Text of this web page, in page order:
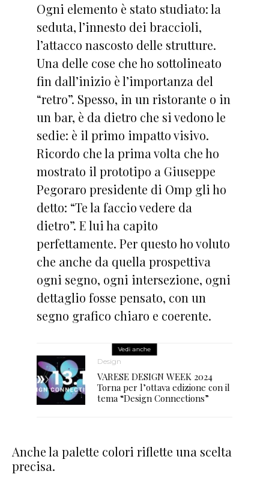
Ogni elemento è stato studiato: la
seduta, l’innesto dei braccioli,
l’attacco nascosto delle strutture.
Una delle cose che ho sottolineato
fin dall’inizio è l’importanza del
“retro”. Spesso, in un ristorante o in
un bar, è da dietro che si vedono le
sedie: è il primo impatto visivo.
Ricordo che la prima volta che ho
mostrato il prototipo a Giuseppe
Pegoraro presidente di Omp gli ho
detto: “Te la faccio vedere da
dietro”. E lui ha capito
perfettamente. Per questo ho voluto
che anche da quella prospettiva
ogni segno, ogni intersezione, ogni
dettaglio fosse pensato, con un
segno grafico chiaro e coerente.
Vedi anche
Design
VARESE DESIGN WEEK 2024
Torna per l’ottava edizione con il
tema “Design Connections”
Anche la palette colori riflette una scelta
precisa.